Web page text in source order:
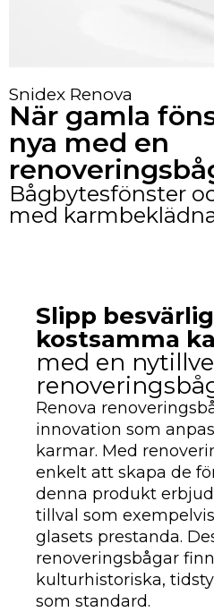
Snidex Renova
När gamla
nya med en
Bågbytesfönster
med
Slipp
kostsamma
med en
Renova
innovation som
karmar. Med
enkelt att skapa de
denna produkt
tillval som
glasets prestanda.
renoveringsbågar
kulturhistoriska,
som standard.